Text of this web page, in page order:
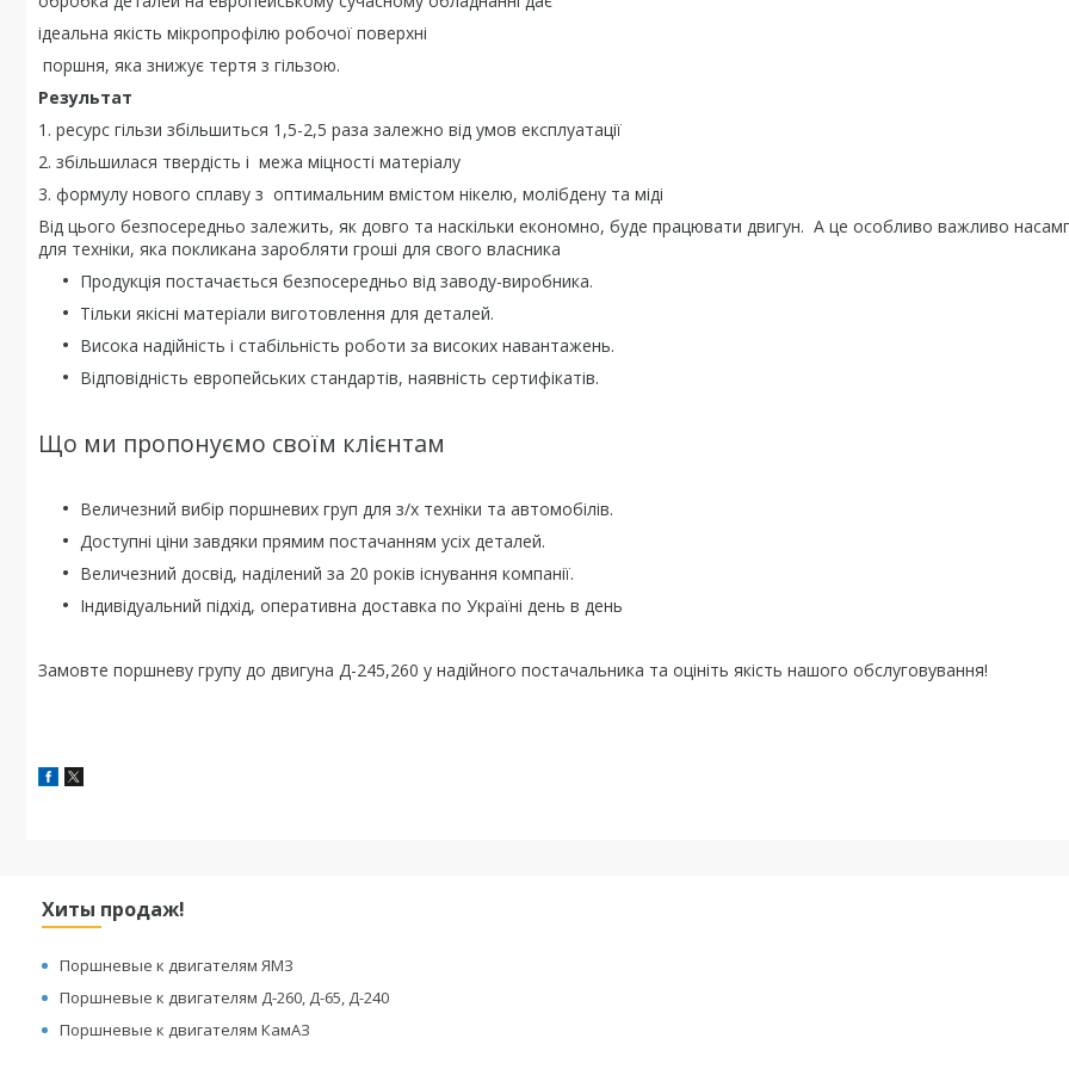
ідеальна якість мікропрофілю робочої поверхні
поршня, яка знижує тертя з гільзою.
Результат
1. ресурс гільзи збільшиться 1,5-2,5 раза залежно від умов експлуатації
2. збільшилася твердість і межа міцності матеріалу
3. формулу нового сплаву з оптимальним вмістом нікелю, молібдену та міді
Від цього безпосередньо залежить, як довго та наскільки економно, буде працювати двигун. А це особливо важливо
для техніки, яка покликана заробляти гроші для свого власника
Продукція постачається безпосередньо від заводу-виробника.
Тільки якісні матеріали виготовлення для деталей.
Висока надійність і стабільність роботи за високих навантажень.
Відповідність европейських стандартів, наявність сертифікатів.
Що ми пропонуємо своїм клієнтам
Величезний вибір поршневих груп для з/х техніки та автомобілів.
Доступні ціни завдяки прямим постачанням усіх деталей.
Величезний досвід, наділений за 20 років існування компанії.
Індивідуальний підхід, оперативна доставка по Україні день в день
Замовте поршневу групу до двигуна Д-245,260 у надійного постачальника та оцініть якість нашого обслуговування!
Хиты продаж!
Поршневые к двигателям ЯМЗ
Поршневые к двигателям Д-260, Д-65, Д-240
Поршневые к двигателям КамАЗ